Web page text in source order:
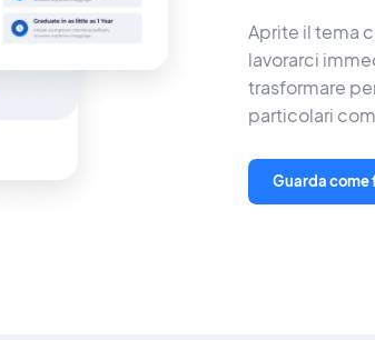
Aprite il tema
lavorarci
trasformare
particolari
Guarda come